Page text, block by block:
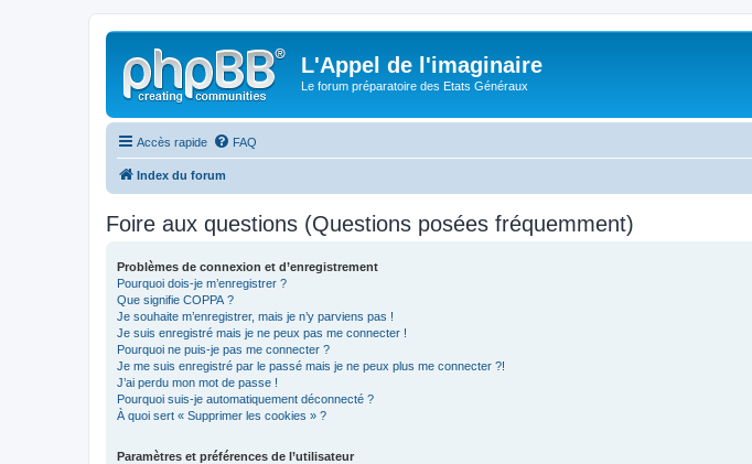
L'Appel de l'imaginaire
Le forum préparatoire des Etats Généraux
Accès rapide FAQ
Index du forum
Foire aux questions (Questions posées fréquemment)
Problèmes de connexion et d’enregistrement
Pourquoi dois-je m’enregistrer ?
Que signifie COPPA ?
Je souhaite m’enregistrer, mais je n’y parviens pas !
Je suis enregistré mais je ne peux pas me connecter !
Pourquoi ne puis-je pas me connecter ?
Je me suis enregistré par le passé mais je ne peux plus me connecter ?!
J’ai perdu mon mot de passe !
Pourquoi suis-je automatiquement déconnecté ?
À quoi sert « Supprimer les cookies » ?
Paramètres et préférences de l’utilisateur